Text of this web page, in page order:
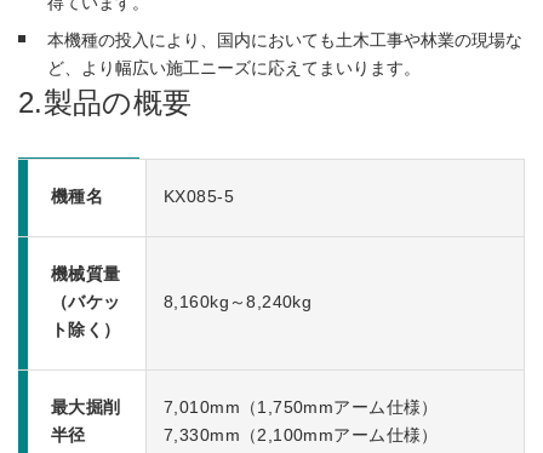
本機種の投入により、国内においても土木工事や林業の現場な
ど、より幅広い施工ニーズに応えてまいります。
2.製品の概要
機種名 KX085-5
機械質量
（バケッ
ト除く）
8,160kg～8,240kg
最大掘削
半径
7,010mm（1,750mmアーム仕様）
7,330mm（2,100mmアーム仕様）